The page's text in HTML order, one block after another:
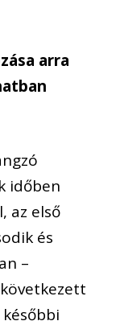
arra
időben
az első
és
–